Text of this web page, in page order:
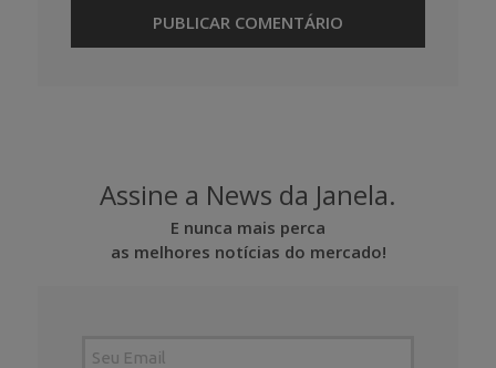
Assine a News da Janela.
E nunca mais perca
as melhores notícias do mercado!